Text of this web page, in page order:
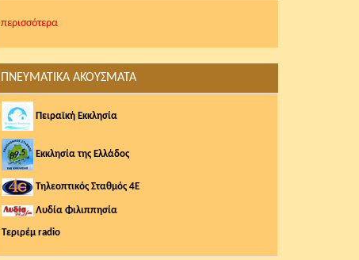
περισσότερα
ΠΝΕΥΜΑΤΙΚΑ ΑΚΟΥΣΜΑΤΑ
Πειραϊκή Εκκλησία
Εκκλησία της Ελλάδος
Τηλεοπτικός Σταθμός 4Ε
Λυδία Φιλιππησία
Τεριρέμ radio